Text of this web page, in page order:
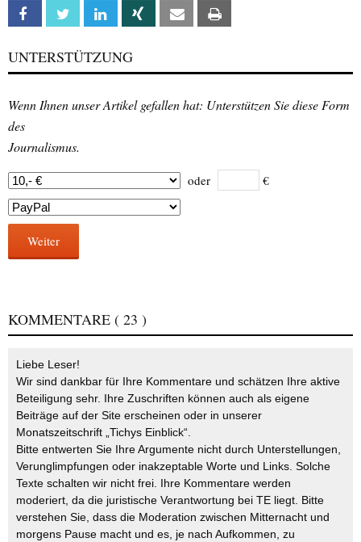
Facebook Twitter Linkedin Xing Email
UNTERSTÜTZUNG
Wenn Ihnen unser Artikel gefallen hat: Unterstützen Sie diese Form
des
Journalismus.
oder €
Weiter
KOMMENTARE ( 23 )
Liebe Leser!
Wir sind dankbar für Ihre Kommentare und schätzen Ihre aktive
Beteiligung sehr. Ihre Zuschriften können auch als eigene
Beiträge auf der Site erscheinen oder in unserer
Monatszeitschrift „Tichys Einblick“.
Bitte entwerten Sie Ihre Argumente nicht durch Unterstellungen,
Verunglimpfungen oder inakzeptable Worte und Links. Solche
Texte schalten wir nicht frei. Ihre Kommentare werden
moderiert, da die juristische Verantwortung bei TE liegt. Bitte
verstehen Sie, dass die Moderation zwischen Mitternacht und
morgens Pause macht und es, je nach Aufkommen, zu